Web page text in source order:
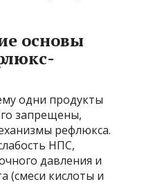
основы
одни продукты
запрещены,
рефлюкса.
НПС,
давления и
(смеси кислоты и